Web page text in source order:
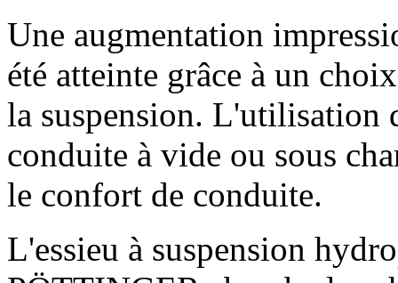
Une augmentation
été atteinte grâce à un
la suspension. L'utilisation
conduite à vide ou sous
le confort de conduite.
L'essieu à suspension